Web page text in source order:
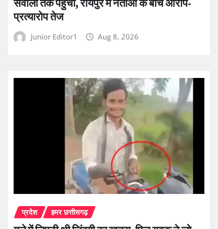
सवालों तक पहुंची, रायपुर में नेताओं के बीच आरोप-
प्रत्यारोप तेज
Junior Editor1 Aug 8, 2026
प्रदेश हमर छत्तीसगढ़